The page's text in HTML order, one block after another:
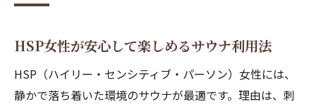
HSP女性が安心して楽しめるサウナ利用法
HSP（ハイリー・センシティブ・パーソン）女性には、
静かで落ち着いた環境のサウナが最適です。理由は、刺